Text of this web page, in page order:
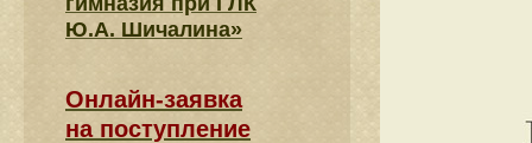
Ю.А. Шичалина»
Онлайн-заявка
на поступление